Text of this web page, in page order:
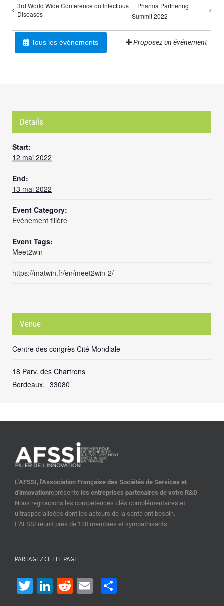
3rd World Wide Conference on Infectious
Diseases
Pharma Partnering
Summit 2022
Tous les événements Proposez un événement
Details
Start:
12 mai 2022
End:
13 mai 2022
Event Category:
Evénement filière
Event Tags:
Meet2win
https://matwin.fr/en/meet2win-2/
Venue
Centre des congrès Cité Mondiale
18 Parv. des Chartrons
Bordeaux, 33080
L'AFSSI, l'Association Française des Sociétés de Services et
d'innovationreprésente les entreprises partenaires de votre R&D.
Nous regroupons les compétences clés complémentaires et
ultraspécialisées dont les acteurs de la santé ont besoin.
L'AFSSI réunit près de 130 membres et sympathisants.
PARTAGEZ CETTE PAGE
Twitter
LinkedIn
RedditEmail